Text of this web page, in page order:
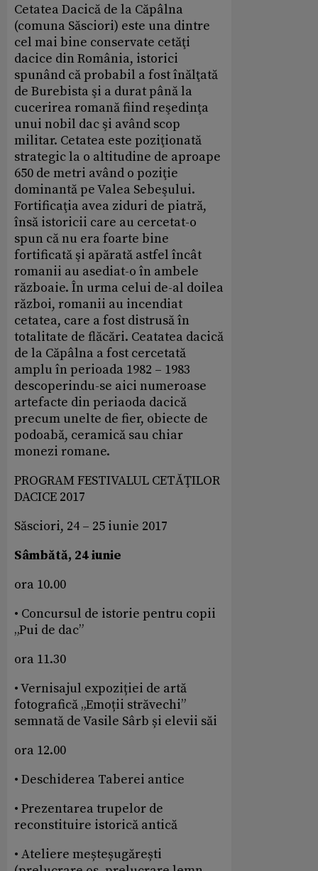
Cetatea Dacică de la Căpâlna
(comuna Săsciori) este una dintre
cel mai bine conservate cetăţi
dacice din România, istorici
spunând că probabil a fost înălţată
de Burebista şi a durat până la
cucerirea romană fiind reşedinţa
unui nobil dac şi având scop
militar. Cetatea este poziţionată
strategic la o altitudine de aproape
650 de metri având o poziţie
dominantă pe Valea Sebeşului.
Fortificaţia avea ziduri de piatră,
însă istoricii care au cercetat-o
spun că nu era foarte bine
fortificată şi apărată astfel încât
romanii au asediat-o în ambele
războaie. În urma celui de-al doilea
război, romanii au incendiat
cetatea, care a fost distrusă în
totalitate de flăcări. Ceatatea dacică
de la Căpâlna a fost cercetată
amplu în perioada 1982 – 1983
descoperindu-se aici numeroase
artefacte din periaoda dacică
precum unelte de fier, obiecte de
podoabă, ceramică sau chiar
monezi romane.
PROGRAM FESTIVALUL CETĂŢILOR
DACICE 2017
Săsciori, 24 – 25 iunie 2017
Sâmbătă, 24 iunie
ora 10.00
• Concursul de istorie pentru copii
„Pui de dac”
ora 11.30
• Vernisajul expoziției de artă
fotografică „Emoții străvechi”
semnată de Vasile Sârb și elevii săi
ora 12.00
• Deschiderea Taberei antice
• Prezentarea trupelor de
reconstituire istorică antică
• Ateliere meșteșugărești